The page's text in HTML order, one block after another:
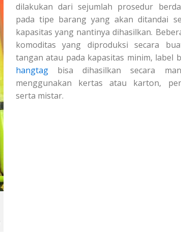
dilakukan dari sejumlah prosedur
pada tipe barang yang akan ditandai
kapasitas yang nantinya dihasilkan.
komoditas yang diproduksi secara
tangan atau pada kapasitas minim, label
hangtag bisa dihasilkan secara
menggunakan kertas atau karton,
serta mistar.